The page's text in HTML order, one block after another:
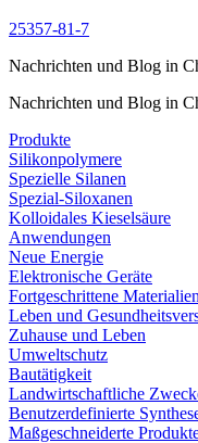
25357-81-7
Nachrichten und Blog in
Nachrichten und Blog in
Produkte
Silikonpolymere
Spezielle Silanen
Spezial-Siloxanen
Kolloidales Kieselsäure
Anwendungen
Neue Energie
Elektronische Geräte
Fortgeschrittene Materialien
Leben und
Zuhause und Leben
Umweltschutz
Bautätigkeit
Landwirtschaftliche
Benutzerdefinierte
Maßgeschneiderte